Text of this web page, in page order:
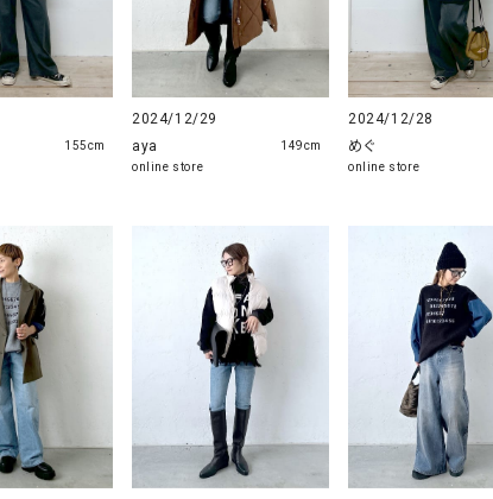
155cm
2024/12/29
aya
online store
149cm
2024/12/28
めぐ
online store